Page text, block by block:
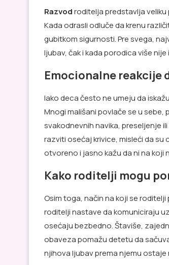
Razvodroditelja predstavlja
Kada odrasli odluče da krenu
gubitkom sigurnosti. Pre svega,
ljubav, čak i kada porodica više nije
Emocionalne reakcije
Iako deca često ne umeju da
Mnogi mališani povlače se u
svakodnevnih navika, preseljenje
razviti osećaj krivice, misleći da su
otvoreno i jasno kažu da ni na koji
Kako roditelji mogu
Osim toga, način na koji se
roditelji nastave da komuniciraju
osećaju bezbedno. Štaviše,
obaveza pomažu detetu da
njihova ljubav prema njemu